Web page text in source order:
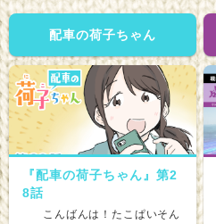
配車の荷子ちゃん
『配車の荷子ちゃん』第2
8話
こんばんは！たこぱいそん